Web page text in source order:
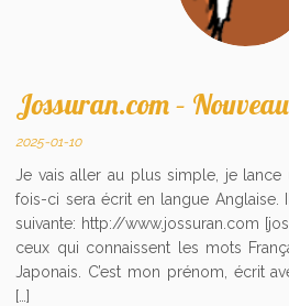
Jossuran.com –
2025-01-10
Je vais aller au plus simple, je
fois-ci sera écrit en langue Anglaise.
suivante: http://www.jossuran.com
ceux qui connaissent les mots
Japonais. C’est mon prénom, écrit
[…]